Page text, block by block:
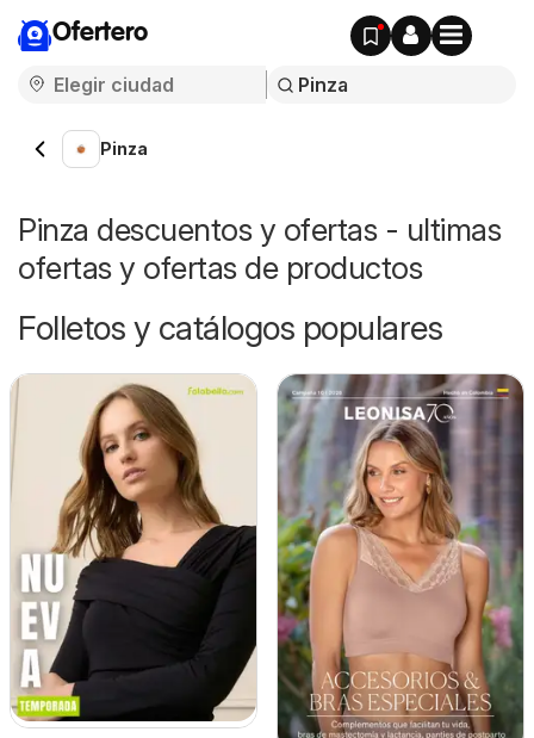
Ofertero
Pinza
Pinza descuentos y ofertas - ultimas
ofertas y ofertas de productos
Folletos y catálogos populares